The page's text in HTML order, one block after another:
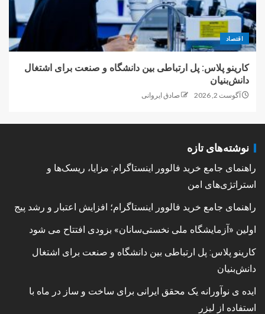
اقتصاد
کارینو پلاس: پل ارتباطی بین دانشگاه و صنعت برای اشتغال
دانش‌بنیان
آگوست 2, 2026 صادق ایروانی
نوشته‌های تازه
راهنمای جامع خرید فالوور اینستاگرام: مزایا، ریسک‌ها و
استراتژی‌های امن
راهنمای جامع خرید فالوور اینستاگرام؛ افزایش اعتبار و رشد پیج
اولین «آزمایشگاه ملی نخستی‌سانان» بزودی افتتاح می شود
کارینو پلاس: پل ارتباطی بین دانشگاه و صنعت برای اشتغال
دانش‌بنیان
ایده ی نوآورانه یک محقق ایرانی برای ساخت و ساز در ماه با
استفاده از لیزر